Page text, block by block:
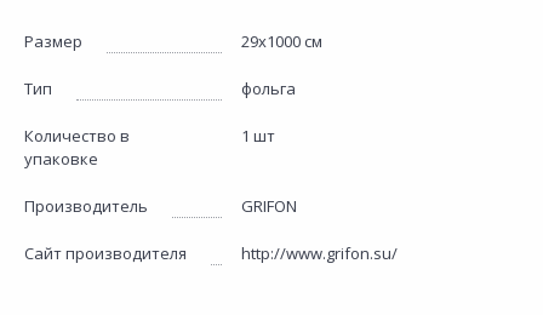
Размер 29х1000 см
Тип фольга
Количество в
упаковке
1 шт
Производитель GRIFON
Сайт производителя http://www.grifon.su/